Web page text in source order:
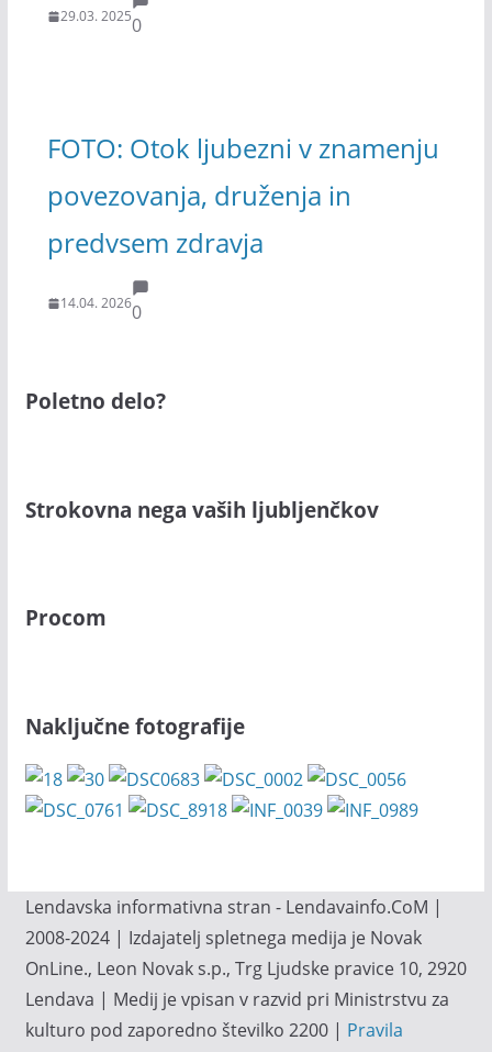
29.03. 20250
FOTO: Otok ljubezni v znamenju
povezovanja, druženja in
predvsem zdravja
14.04. 20260
Poletno delo?
Strokovna nega vaših ljubljenčkov
Procom
Naključne fotografije
Lendavska informativna stran - Lendavainfo.CoM |
2008-2024 | Izdajatelj spletnega medija je Novak
OnLine., Leon Novak s.p., Trg Ljudske pravice 10, 2920
Lendava | Medij je vpisan v razvid pri Ministrstvu za
kulturo pod zaporedno številko 2200 | Pravila